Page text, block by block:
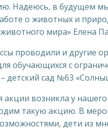
Надеюсь, в будущем
о животных и
мира» Елена
проводили и другие
обучающихся с
детский сад №63
акции возникла у
такую акцию. В
дети из